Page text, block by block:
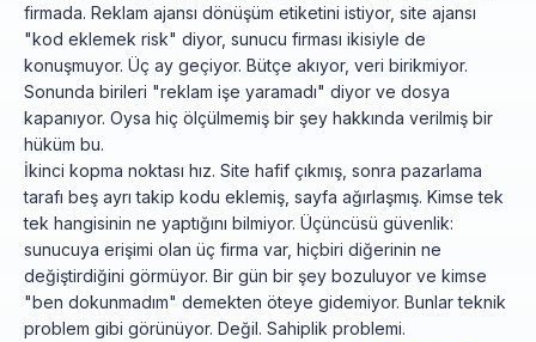
firmada. Reklam ajansı dönüşüm etiketini istiyor, site ajansı
"kod eklemek risk" diyor, sunucu firması ikisiyle de
konuşmuyor. Üç ay geçiyor. Bütçe akıyor, veri birikmiyor.
Sonunda birileri "reklam işe yaramadı" diyor ve dosya
kapanıyor. Oysa hiç ölçülmemiş bir şey hakkında verilmiş bir
hüküm bu.
İkinci kopma noktası hız. Site hafif çıkmış, sonra pazarlama
tarafı beş ayrı takip kodu eklemiş, sayfa ağırlaşmış. Kimse tek
tek hangisinin ne yaptığını bilmiyor. Üçüncüsü güvenlik:
sunucuya erişimi olan üç firma var, hiçbiri diğerinin ne
değiştirdiğini görmüyor. Bir gün bir şey bozuluyor ve kimse
"ben dokunmadım" demekten öteye gidemiyor. Bunlar teknik
problem gibi görünüyor. Değil. Sahiplik problemi.